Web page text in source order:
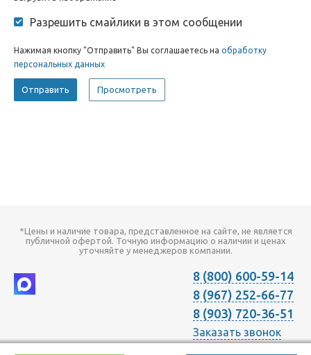
Разрешить смайлики в этом сообщении
Нажимая кнопку "Отправить" Вы соглашаетесь на обработку
персональных данных
*Цены и наличие товара, представленное на сайте, не является
публичной офертой. Точную информацию о наличии и ценах
уточняйте у менеджеров компании.
8 (800) 600-59-14
8 (967) 252-66-77
8 (903) 720-36-51
Заказать звонок